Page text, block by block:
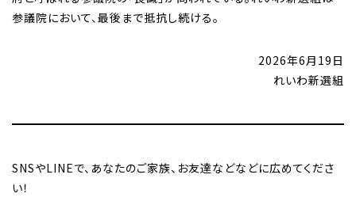
参議院において、最後まで抵抗し続ける。
2026年6月19日
れいわ新選組
SNSやLINEで、あなたのご家族、お友達などなどに広めてくださ
い！